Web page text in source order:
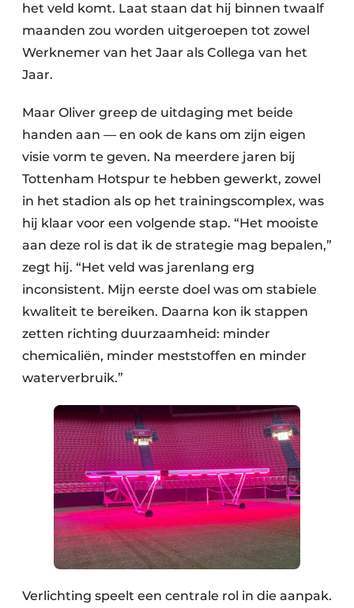
het veld komt. Laat staan dat hij binnen twaalf
maanden zou worden uitgeroepen tot zowel
Werknemer van het Jaar als Collega van het
Jaar.
Maar Oliver greep de uitdaging met beide
handen aan — en ook de kans om zijn eigen
visie vorm te geven. Na meerdere jaren bij
Tottenham Hotspur te hebben gewerkt, zowel
in het stadion als op het trainingscomplex, was
hij klaar voor een volgende stap. “Het mooiste
aan deze rol is dat ik de strategie mag bepalen,”
zegt hij. “Het veld was jarenlang erg
inconsistent. Mijn eerste doel was om stabiele
kwaliteit te bereiken. Daarna kon ik stappen
zetten richting duurzaamheid: minder
chemicaliën, minder meststoffen en minder
waterverbruik.”
Verlichting speelt een centrale rol in die aanpak.